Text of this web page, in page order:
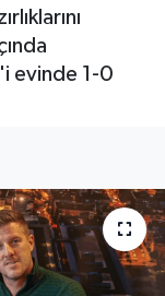
evinde 1-0